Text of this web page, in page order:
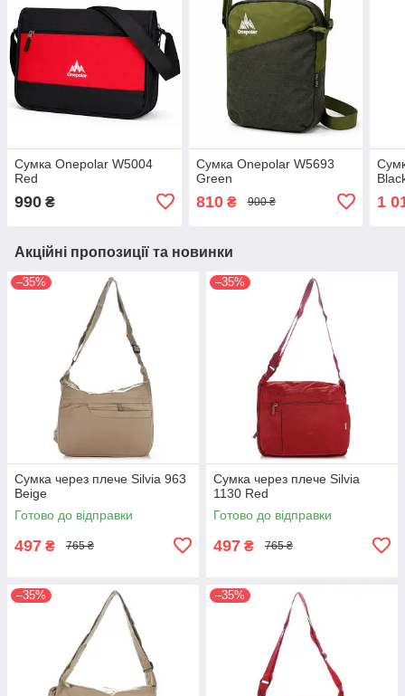
Сумка Onepolar W5004
Red
990 ₴
Сумка Onepolar W5693
Green
810₴ 900 ₴ 1
Акційні пропозиції та новинки
–35%
Сумка через плече Silvia 963
Beige
Готово до відправки
497 ₴ 765 ₴
–35%
Сумка через плече Silvia
1130 Red
Готово до відправки
497 ₴ 765 ₴
–35% –35%